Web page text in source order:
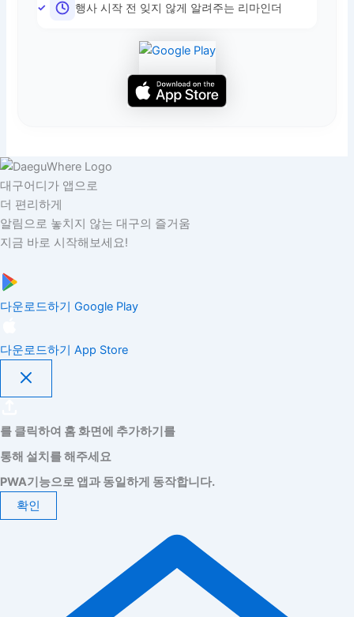
행사 시작 전 잊지 않게 알려주는 리마인더
대구어디가 앱으로
더 편리하게
알림으로 놓치지 않는 대구의 즐거움
지금 바로 시작해보세요!
다운로드하기 Google Play
다운로드하기 App Store
를 클릭하여 홈 화면에 추가하기를
통해 설치를 해주세요
PWA기능으로 앱과 동일하게 동작합니다.
확인